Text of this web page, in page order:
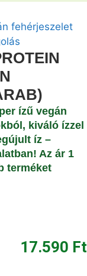
ízű vegán
kiváló ízzel
íz –
Az ár 1
terméket
17.590 Ft